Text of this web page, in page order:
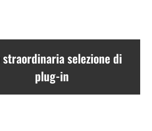
straordinaria selezione di
plug-in